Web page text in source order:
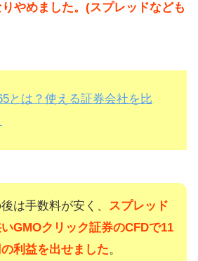
やめました。(スプレッドなども
とは？使える証券会社を比
は手数料が安く、 スプレッド
いGMOクリック証券のCFDで11
利益を出せました。